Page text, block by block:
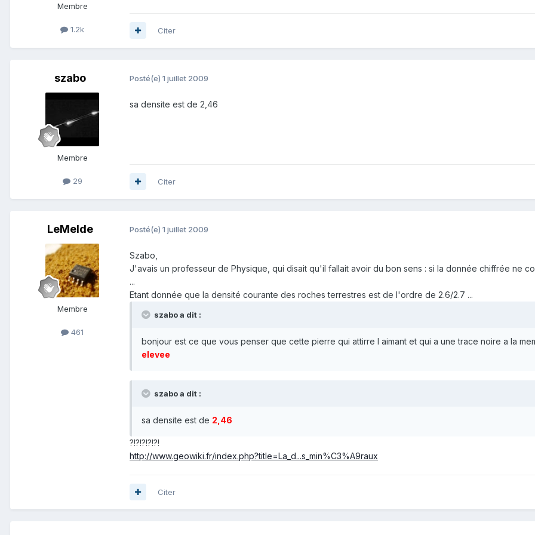
Membre
1.2k Citer
szabo
Membre
29
Posté(e) 1 juillet 2009
sa densite est de 2,46
Citer
LeMelde
Membre
461
Posté(e) 1 juillet 2009
Szabo,
J'avais un professeur de Physique, qui disait qu'il fallait avoir du bon sens : si la donnée chiffrée ne
...
Etant donnée que la densité courante des roches terrestres est de l'ordre de 2.6/2.7 ...
szabo a dit :
bonjour est ce que vous penser que cette pierre qui attirre l aimant et qui a une trace noire a la
elevee
szabo a dit :
sa densite est de 2,46
?!?!?!?!?!
http://www.geowiki.fr/index.php?title=La_d...s_min%C3%A9raux
Citer